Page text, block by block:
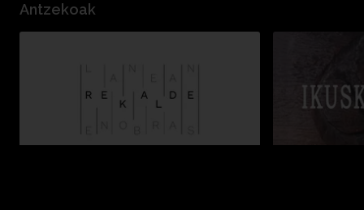
Antzekoak